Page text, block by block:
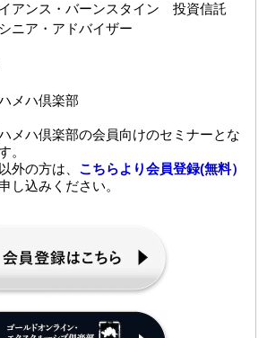
アンス・バーンスタイン 投資信託
ニア・アドバイザー
メハ倶楽部
メハ倶楽部の会員向けのセミナーとな
。
外の方は、 こちらより会員登録(無料）
し込みください。